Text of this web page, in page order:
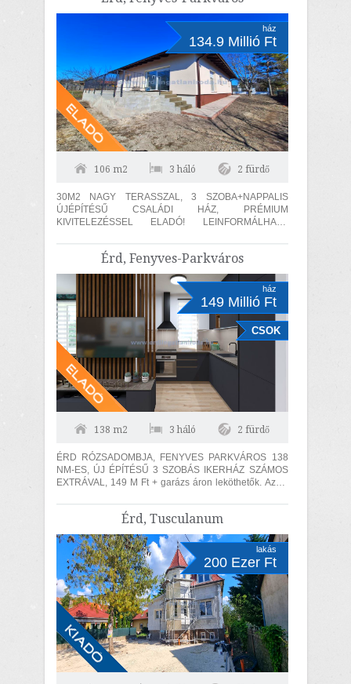
ház
134.9 Millió Ft
106 m2 3 háló 2 fürdő
30M2 NAGY TERASSZAL, 3 SZOBA+NAPPALIS
ÚJÉPÍTÉSŰ CSALÁDI HÁZ, PRÉMIUM
KIVITELEZÉSSEL ELADÓ! LEINFORMÁLHATÓ
minőségi kivitelezés. Érd...
Érd, Fenyves-Parkváros
ház
149 Millió Ft
CSOK
138 m2 3 háló 2 fürdő
ÉRD RÓZSADOMBJA, FENYVES PARKVÁROS 138
NM-ES, ÚJ ÉPÍTÉSŰ 3 SZOBÁS IKERHÁZ SZÁMOS
EXTRÁVAL, 149 M Ft + garázs áron leköthetők. Az ár
Érd, Tusculanum
lakás
200 Ezer Ft